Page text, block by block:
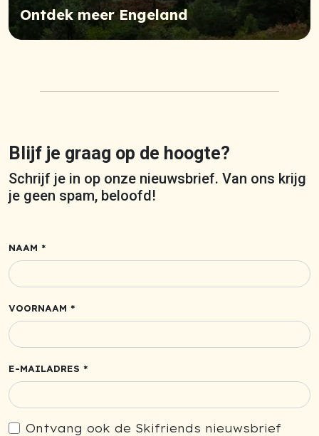
Ontdek meer Engeland
Blijf je graag op de hoogte?
Schrijf je in op onze nieuwsbrief. Van ons krijg
je geen spam, beloofd!
NAAM *
VOORNAAM *
E-MAILADRES *
Ontvang ook de Skifriends nieuwsbrief